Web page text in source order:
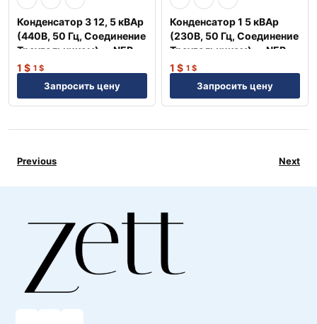
Конденсатор 3 12, 5 кВАр
(440В, 50 Гц, Соединение
Треугольником) — NEP
1 $ 1 $
Запросить цену
Конденсатор 1 5 кВАр
(230В, 50 Гц, Соединение
Треугольником) — NEP
1 $ 1 $
Запросить цену
Previous Next